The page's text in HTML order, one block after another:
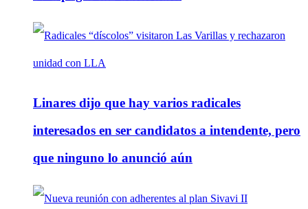
Linares dijo que hay varios radicales
interesados en ser candidatos a intendente, pero
que ninguno lo anunció aún